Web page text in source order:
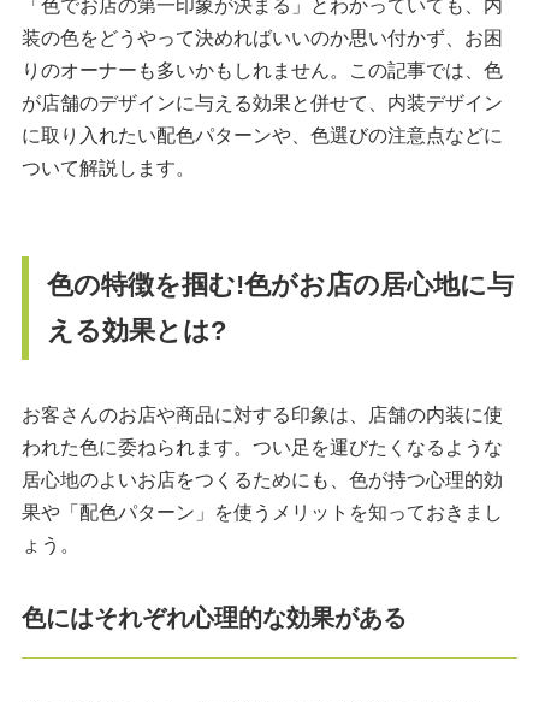
「色でお店の第一印象が決まる」とわかっていても、内
装の色をどうやって決めればいいのか思い付かず、お困
りのオーナーも多いかもしれません。この記事では、色
が店舗のデザインに与える効果と併せて、内装デザイン
に取り入れたい配色パターンや、色選びの注意点などに
ついて解説します。
色の特徴を掴む!色がお店の居心地に与
える効果とは?
お客さんのお店や商品に対する印象は、店舗の内装に使
われた色に委ねられます。つい足を運びたくなるような
居心地のよいお店をつくるためにも、色が持つ心理的効
果や「配色パターン」を使うメリットを知っておきまし
ょう。
色にはそれぞれ心理的な効果がある